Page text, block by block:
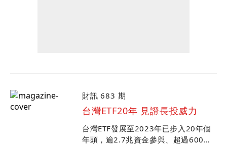
財訊 683 期
台灣ETF20年 見證長投威力
台灣ETF發展至2023年已步入20年個
年頭，逾2.7兆資金參與、超過600萬